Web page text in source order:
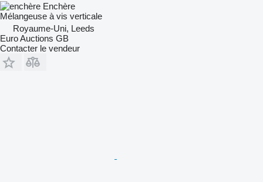
Enchère
Mélangeuse à vis verticale
Royaume-Uni, Leeds
Euro Auctions GB
Contacter le vendeur